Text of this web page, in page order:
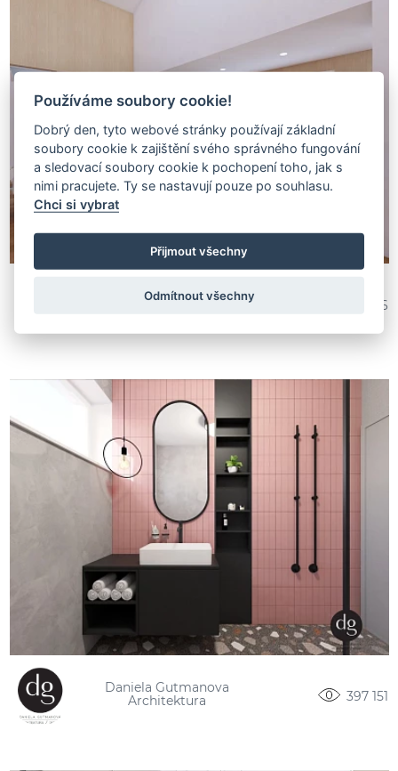
Daniela Gutmanova
654 286
Daniela Gutmanova
Architektura
397 151
Používáme soubory cookie!
Dobrý den, tyto webové stránky používají základní
soubory cookie k zajištění svého správného fungování
a sledovací soubory cookie k pochopení toho, jak s
nimi pracujete. Ty se nastavují pouze po souhlasu.
Chci si vybrat
Přijmout všechny
Odmítnout všechny